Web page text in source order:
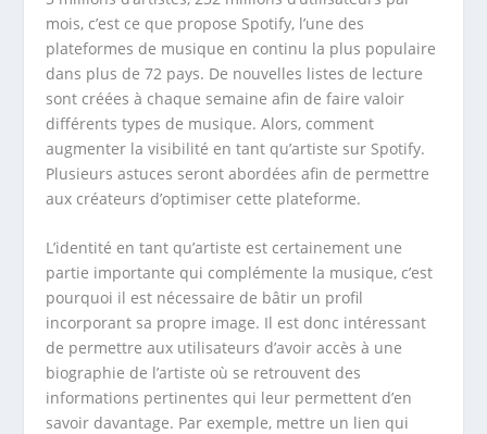
mois, c’est ce que propose Spotify, l’une des
plateformes de musique en continu la plus populaire
dans plus de 72 pays. De nouvelles listes de lecture
sont créées à chaque semaine afin de faire valoir
différents types de musique. Alors, comment
augmenter la visibilité en tant qu’artiste sur Spotify.
Plusieurs astuces seront abordées afin de permettre
aux créateurs d’optimiser cette plateforme.
L’identité en tant qu’artiste est certainement une
partie importante qui complémente la musique, c’est
pourquoi il est nécessaire de bâtir un profil
incorporant sa propre image. Il est donc intéressant
de permettre aux utilisateurs d’avoir accès à une
biographie de l’artiste où se retrouvent des
informations pertinentes qui leur permettent d’en
savoir davantage. Par exemple, mettre un lien qui